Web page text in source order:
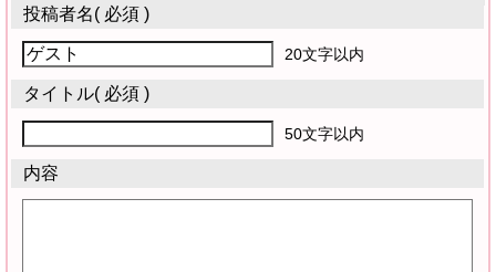
投稿者名( 必須 )
20文字以内
タイトル( 必須 )
50文字以内
内容